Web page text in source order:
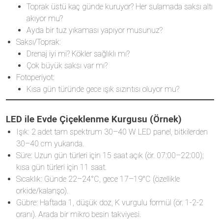
Toprak üstü kaç günde kuruyor? Her sulamada saksı altı
akıyor mu?
Ayda bir tuz yıkaması yapıyor musunuz?
Saksı/Toprak:
Drenaj iyi mi? Kökler sağlıklı mı?
Çok büyük saksı var mı?
Fotoperiyot:
Kısa gün türünde gece ışık sızıntısı oluyor mu?
LED ile Evde Çiçeklenme Kurgusu (Örnek)
Işık: 2 adet tam spektrum 30–40 W LED panel, bitkilerden
30–40 cm yukarıda.
Süre: Uzun gün türleri için 15 saat açık (ör. 07:00–22:00);
kısa gün türleri için 11 saat.
Sıcaklık: Günde 22–24°C, gece 17–19°C (özellikle
orkide/kalanşo).
Gübre: Haftada 1, düşük doz, K vurgulu formül (ör. 1-2-2
oranı). Arada bir mikro besin takviyesi.